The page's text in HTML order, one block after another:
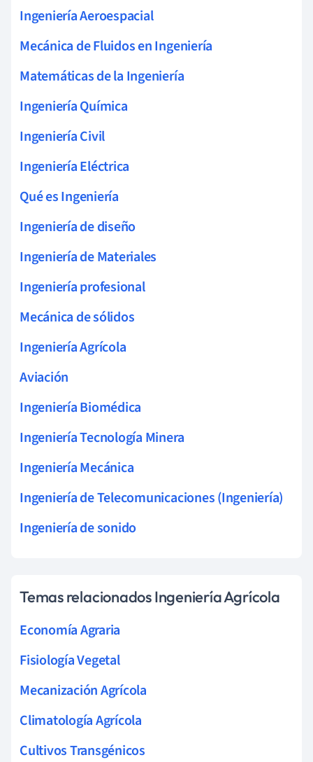
Ingeniería Aeroespacial
Mecánica de Fluidos en Ingeniería
Matemáticas de la Ingeniería
Ingeniería Química
Ingeniería Civil
Ingeniería Eléctrica
Qué es Ingeniería
Ingeniería de diseño
Ingeniería de Materiales
Ingeniería profesional
Mecánica de sólidos
Ingeniería Agrícola
Aviación
Ingeniería Biomédica
Ingeniería Tecnología Minera
Ingeniería Mecánica
Ingeniería de Telecomunicaciones (Ingeniería)
Ingeniería de sonido
Temas relacionados Ingeniería Agrícola
Economía Agraria
Fisiología Vegetal
Mecanización Agrícola
Climatología Agrícola
Cultivos Transgénicos